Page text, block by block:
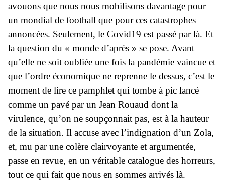
avouons que nous nous mobilisons davantage pour
un mondial de football que pour ces catastrophes
annoncées. Seulement, le Covid19 est passé par là. Et
la question du « monde d’après » se pose. Avant
qu’elle ne soit oubliée une fois la pandémie vaincue et
que l’ordre économique ne reprenne le dessus, c’est le
moment de lire ce pamphlet qui tombe à pic lancé
comme un pavé par un Jean Rouaud dont la
virulence, qu’on ne soupçonnait pas, est à la hauteur
de la situation. Il accuse avec l’indignation d’un Zola,
et, mu par une colère clairvoyante et argumentée,
passe en revue, en un véritable catalogue des horreurs,
tout ce qui fait que nous en sommes arrivés là.